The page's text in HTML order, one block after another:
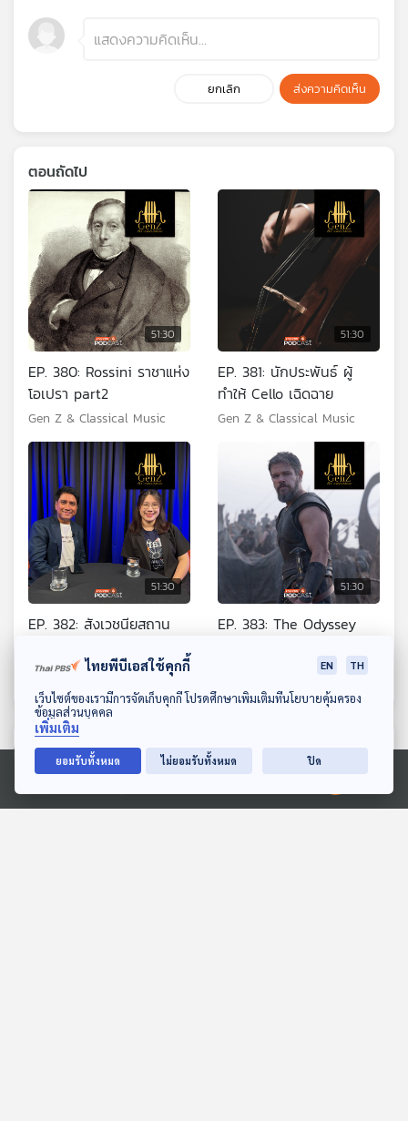
ดาวน์โหลด Thai PBS Podcast Application
Ⓒ 2020 องค์การกระจายเสียงและแพร่ภาพสาธารณะแห่งประเทศไทย
ยกเลิก ส่งความคิดเห็น
ตอนถัดไป
51:30
EP. 380: Rossini ราชาแห่ง
โอเปรา part2
Gen Z & Classical Music
51:30
EP. 381: นักประพันธ์ ผู้
ทำให้ Cello เฉิดฉาย
Gen Z & Classical Music
51:30
EP. 382: สังเวชนียสถาน
ดนตรีคลาสสิก
Gen Z & Classical Music
51:30
EP. 383: The Odyssey
Gen Z & Classical Music
ตอนที่เกี่ยวข้อง
ไทยพีบีเอสใช้คุกกี้ EN TH
เว็บไซต์ของเรามีการจัดเก็บคุกกี้ โปรดศึกษาเพิ่มเติมที่นโยบายคุ้มครอง
ข้อมูลส่วนบุคคล
เพิ่มเติม
ยอมรับทั้งหมด ไม่ยอมรับทั้งหมด ปิด